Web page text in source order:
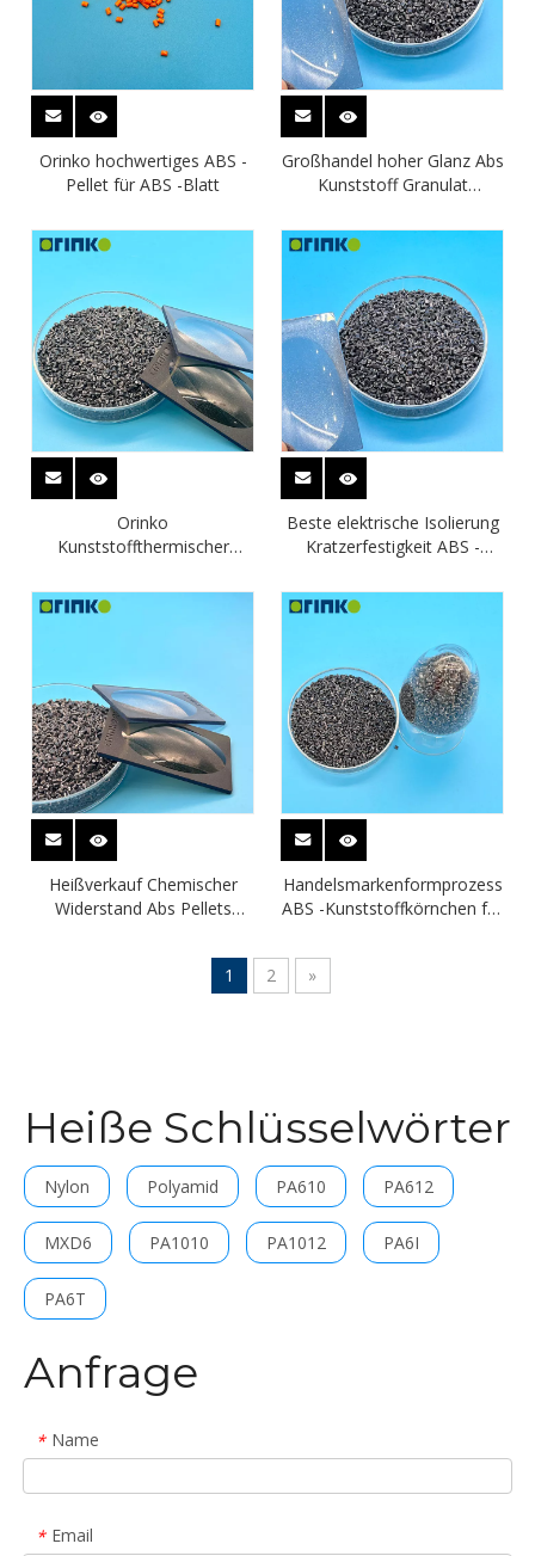
Orinko hochwertiges ABS -
Pellet für ABS -Blatt
Großhandel hoher Glanz Abs
Kunststoff Granulat
Orinko
Kunststoffthermischer
Widerstand ABS Kunststoff
für ABS -Bleche
Beste elektrische Isolierung
Kratzerfestigkeit ABS -
Heißverkauf Chemischer
Widerstand Abs Pellets
Handelsmarkenformprozess
ABS -Kunststoffkörnchen für
1
2 »
Heiße Schlüsselwörter
Nylon Polyamid PA610 PA612
MXD6 PA1010 PA1012 PA6I
PA6T
Anfrage
* Name
* Email